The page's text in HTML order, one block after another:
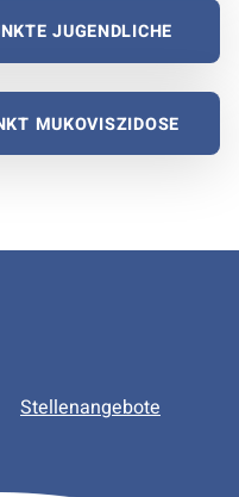
JUGENDLICHE
MUKOVISZIDOSE
Stellenangebote